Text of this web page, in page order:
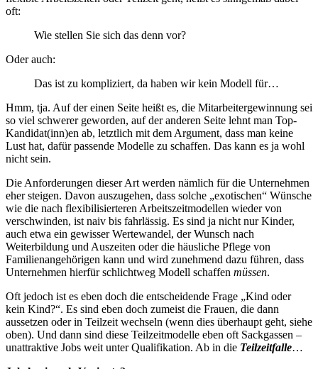
oft:
Wie stellen Sie sich das denn vor?
Oder auch:
Das ist zu kompliziert, da haben wir kein Modell für…
Hmm, tja. Auf der einen Seite heißt es, die Mitarbeitergewinnung sei
so viel schwerer geworden, auf der anderen Seite lehnt man Top-
Kandidat(inn)en ab, letztlich mit dem Argument, dass man keine
Lust hat, dafür passende Modelle zu schaffen. Das kann es ja wohl
nicht sein.
Die Anforderungen dieser Art werden nämlich für die Unternehmen
eher steigen. Davon auszugehen, dass solche „exotischen“ Wünsche
wie die nach flexibilisierteren Arbeitszeitmodellen wieder von
verschwinden, ist naiv bis fahrlässig. Es sind ja nicht nur Kinder,
auch etwa ein gewisser Wertewandel, der Wunsch nach
Weiterbildung und Auszeiten oder die häusliche Pflege von
Familienangehörigen kann und wird zunehmend dazu führen, dass
Unternehmen hierfür schlichtweg Modell schaffen müssen.
Oft jedoch ist es eben doch die entscheidende Frage „Kind oder
kein Kind?“. Es sind eben doch zumeist die Frauen, die dann
aussetzen oder in Teilzeit wechseln (wenn dies überhaupt geht, siehe
oben). Und dann sind diese Teilzeitmodelle eben oft Sackgassen –
unattraktive Jobs weit unter Qualifikation. Ab in die Teilzeitfalle…